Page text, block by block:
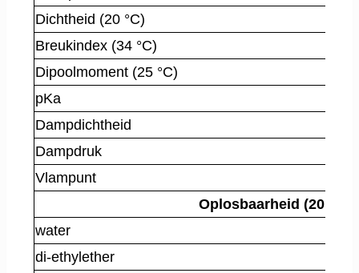
Dichtheid (20 °C)
Breukindex (34 °C)
Dipoolmoment (25 °C)
pKa
Dampdichtheid
Dampdruk
Vlampunt
Oplosbaarheid (20 °C)
water
di-ethylether